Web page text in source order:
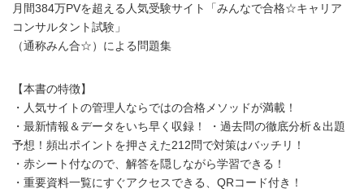
月間384万PVを超える人気受験サイト「みんなで合格☆キャリア
コンサルタント試験」
（通称みん合☆）による問題集
【本書の特徴】
・人気サイトの管理人ならではの合格メソッドが満載！
・最新情報＆データをいち早く収録！ ・過去問の徹底分析＆出題
予想！頻出ポイントを押さえた212問で対策はバッチリ！
・赤シート付なので、解答を隠しながら学習できる！
・重要資料一覧にすぐアクセスできる、QRコード付き！